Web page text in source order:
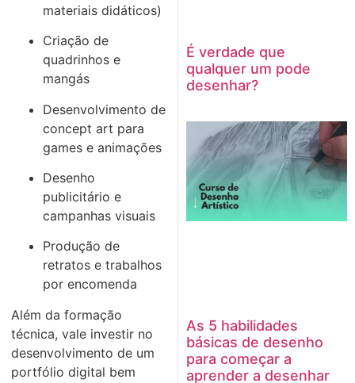
materiais didáticos)
Criação de
quadrinhos e
mangás
Desenvolvimento de
concept art para
games e animações
Desenho
publicitário e
campanhas visuais
Produção de
retratos e trabalhos
por encomenda
Além da formação
técnica, vale investir no
desenvolvimento de um
portfólio digital bem
É verdade que
qualquer um pode
desenhar?
As 5 habilidades
básicas de desenho
para começar a
aprender a desenhar